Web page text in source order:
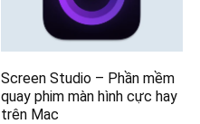
Screen Studio – Phần mềm
quay phim màn hình cực hay
trên Mac